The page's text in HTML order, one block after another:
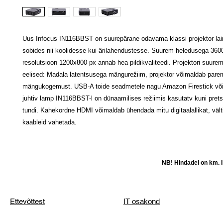
Uus Infocus IN116BBST on suurepärane odavama klassi projektor
sobides nii koolidesse kui ärilahendustesse. Suurem heledusega
resolutsioon 1200x800 px annab hea pildikvaliteedi. Projektori
eelised: Madala latentsusega mängurežiim, projektor võimaldab
mängukogemust. USB-A toide seadmetele nagu Amazon Firestick
juhtiv lamp IN116BBST-l on dünaamilises režiimis kasutatv kuni
tundi. Kahekordne HDMI võimaldab ühendada mitu digitaalallikat,
kaableid vahetada.
NB! Hindadel on km.
Ettevõttest
IT osakond